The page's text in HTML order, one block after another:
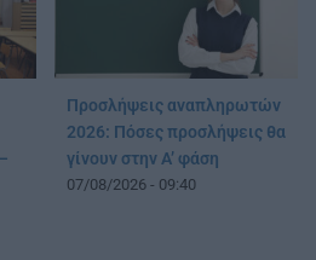
Προσλήψεις αναπληρωτών
2026: Πόσες προσλήψεις θα
γίνουν στην Α’ φάση
07/08/2026 - 09:40